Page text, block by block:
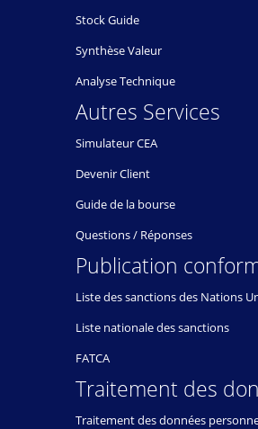
Stock Guide
Synthèse Valeur
Analyse Technique
Autres Services
Simulateur CEA
Devenir Client
Guide de la bourse
Questions / Réponses
Publication
Liste des sanctions des Nations
Liste nationale des sanctions
FATCA
Traitement des
Traitement des données